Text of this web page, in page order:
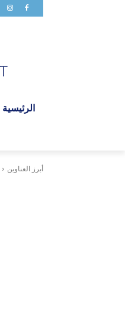
الرئيسية
أبرز العناوين